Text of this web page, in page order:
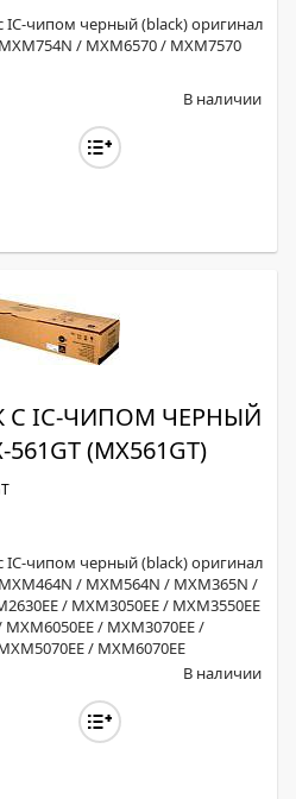
IC-чипом черный (black) оригинал
/ MXM6570 / MXM7570
В наличии
С IC-ЧИПОМ ЧЕРНЫЙ
561GT (MX561GT)
IC-чипом черный (black) оригинал
/ MXM564N / MXM365N /
/ MXM3050EE / MXM3550EE
/ MXM3070EE /
/ MXM6070EE
В наличии